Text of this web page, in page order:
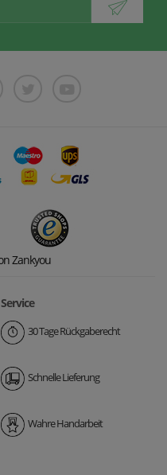
Service
30 Tage Rückgaberecht
Schnelle Lieferung
Wahre Handarbeit